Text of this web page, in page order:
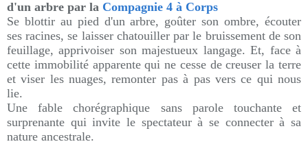
d'un arbre par la Compagnie 4 à Corps
Se blottir au pied d'un arbre, goûter son ombre, écouter
ses racines, se laisser chatouiller par le bruissement de son
feuillage, apprivoiser son majestueux langage. Et, face à
cette immobilité apparente qui ne cesse de creuser la terre
et viser les nuages, remonter pas à pas vers ce qui nous
lie.
Une fable chorégraphique sans parole touchante et
surprenante qui invite le spectateur à se connecter à sa
nature ancestrale.